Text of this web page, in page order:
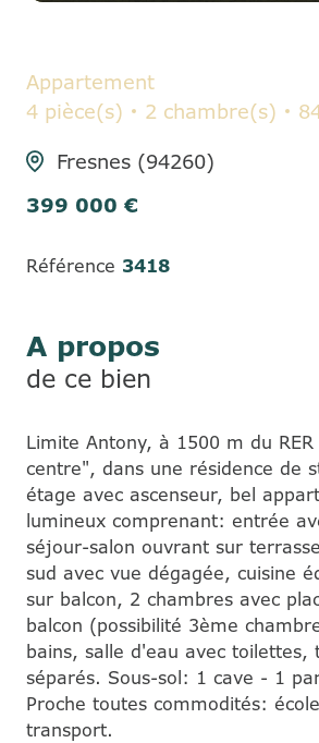
Appartement
4 pièce(s)
2 chambre(s)
Fresnes (94260)
399 000 €
Référence 3418
A propos
de ce bien
Limite Antony, à 1500 m du
centre", dans une résidence de
étage avec ascenseur, bel
lumineux comprenant: entrée
séjour-salon ouvrant sur
sud avec vue dégagée, cuisine
sur balcon, 2 chambres avec
balcon (possibilité 3ème
bains, salle d'eau avec toilettes,
séparés. Sous-sol: 1 cave - 1
Proche toutes commodités:
transport.